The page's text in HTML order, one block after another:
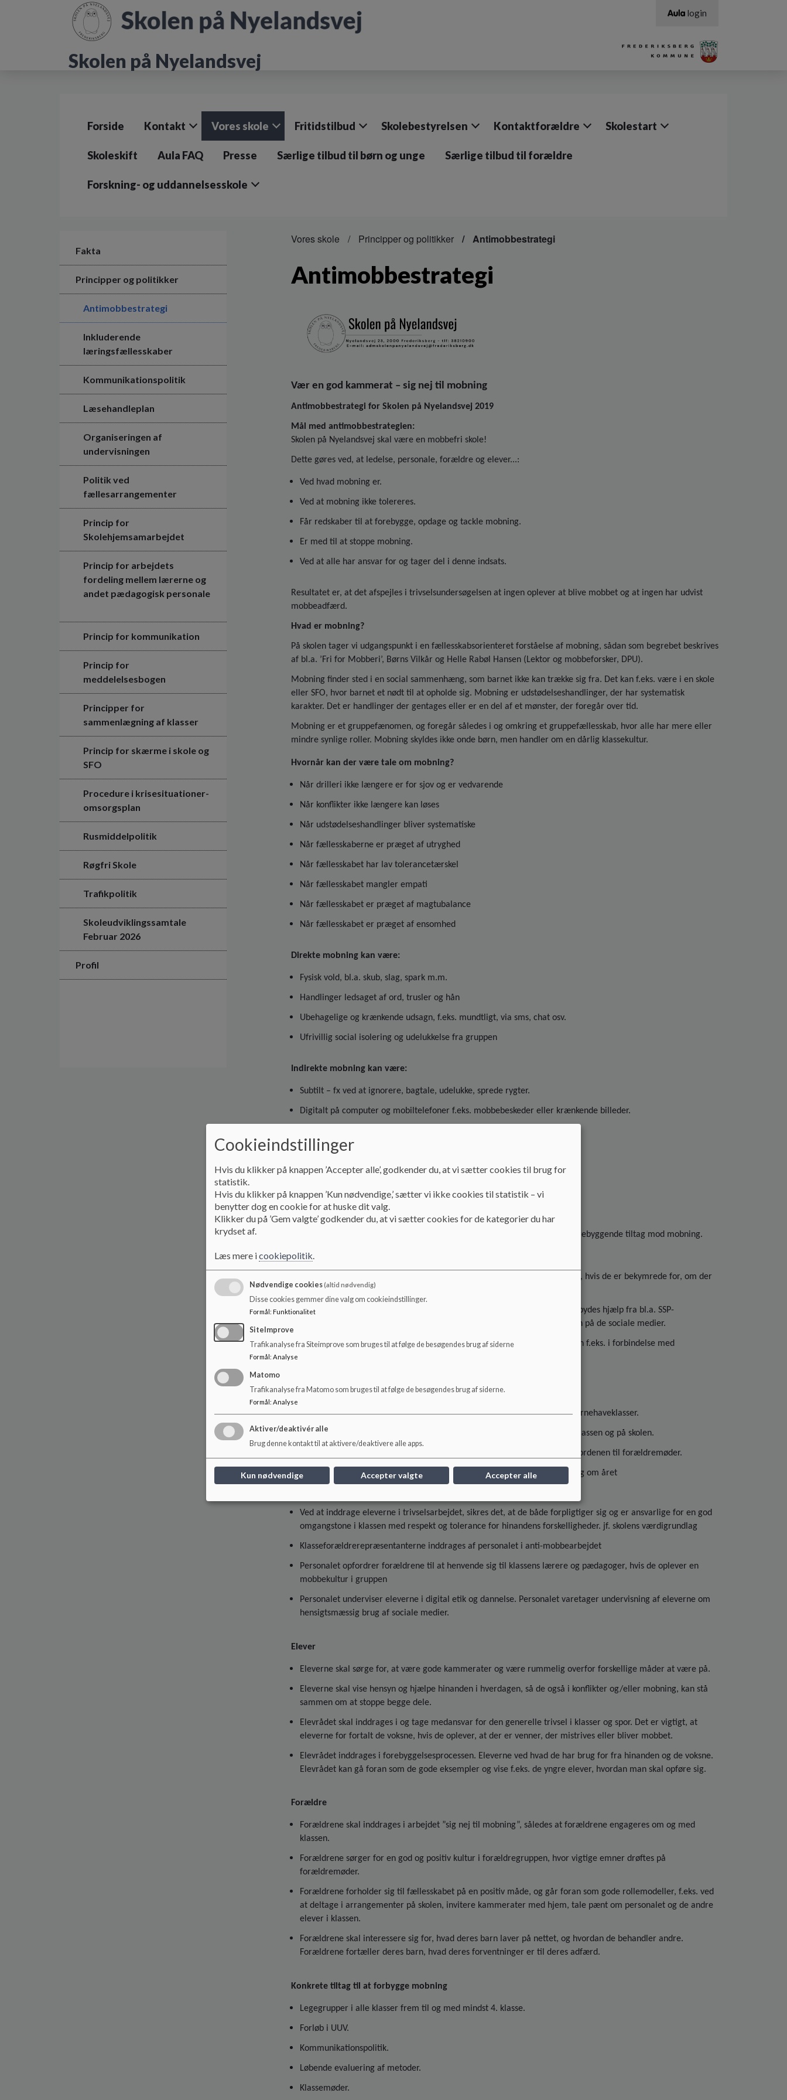
Skolen på Nyelandsvej
login
Forside Kontakt Vores skole Fritidstilbud Skolebestyrelsen Kontaktforældre Skolestart
Skoleskift Aula FAQ Presse Særlige tilbud til børn og unge Særlige tilbud til forældre
Forskning- og uddannelsesskole
Fakta
Principper og politikker
Antimobbestrategi
Inkluderende
læringsfællesskaber
Kommunikationspolitik
Læsehandleplan
Organiseringen af
undervisningen
Politik ved
fællesarrangementer
Princip for
Skolehjemsamarbejdet
Princip for arbejdets
fordeling mellem lærerne og
andet pædagogisk personale
Princip for kommunikation
Princip for
meddelelsesbogen
Principper for
sammenlægning af klasser
Princip for skærme i skole og
SFO
Procedure i krisesituationer-
omsorgsplan
Rusmiddelpolitik
Røgfri Skole
Trafikpolitik
Skoleudviklingssamtale
Februar 2026
Profil
Vores skole Principper og politikker Antimobbestrategi
Antimobbestrategi
Vær en god kammerat – sig nej til mobning
Antimobbestrategi for Skolen på Nyelandsvej 2019
Mål med antimobbestrategien:
Skolen på Nyelandsvej skal være en mobbefri skole!
Dette gøres ved, at ledelse, personale, forældre og elever...:
Ved hvad mobning er.
Ved at mobning ikke tolereres.
Får redskaber til at forebygge, opdage og tackle mobning.
Er med til at stoppe mobning.
Ved at alle har ansvar for og tager del i denne indsats.
Resultatet er, at det afspejles i trivselsundersøgelsen at ingen oplever at blive mobbet og at ingen har udvist
mobbeadfærd.
Hvad er mobning?
På skolen tager vi udgangspunkt i en fællesskabsorienteret forståelse af mobning, sådan som begrebet beskrives
af bl.a. ’Fri for Mobberi’, Børns Vilkår og Helle Rabøl Hansen (Lektor og mobbeforsker, DPU).
Mobning finder sted i en social sammenhæng, som barnet ikke kan trække sig fra. Det kan f.eks. være i en skole
eller SFO, hvor barnet et nødt til at opholde sig. Mobning er udstødelseshandlinger, der har systematisk
karakter. Det er handlinger der gentages eller er en del af et mønster, der foregår over tid.
Mobning er et gruppefænomen, og foregår således i og omkring et gruppefællesskab, hvor alle har mere eller
mindre synlige roller. Mobning skyldes ikke onde børn, men handler om en dårlig klassekultur.
Hvornår kan der være tale om mobning?
Når drilleri ikke længere er for sjov og er vedvarende
Når konflikter ikke længere kan løses
Når udstødelseshandlinger bliver systematiske
Når fællesskaberne er præget af utryghed
Når fællesskabet har lav tolerancetærskel
Når fællesskabet mangler empati
Når fællesskabet er præget af magtubalance
Når fællesskabet er præget af ensomhed
Direkte mobning kan være:
Fysisk vold, bl.a. skub, slag, spark m.m.
Handlinger ledsaget af ord, trusler og hån
Ubehagelige og krænkende udsagn, f.eks. mundtligt, via sms, chat osv.
Ufrivillig social isolering og udelukkelse fra gruppen
Indirekte mobning kan være:
Subtilt – fx ved at ignorere, bagtale, udelukke, sprede rygter.
Digitalt på computer og mobiltelefoner f.eks. mobbebeskeder eller krænkende billeder.
Brug af grimasser.
Negativt kropssprog.
Hvad gør vi for at forebygge mobning på skolen?
På Skolen på Nyelandsvej betragter vi arbejdet med trivsel som et vigtigt forebyggende tiltag mod mobning.
Ledelse
Opfordrer forældrene til at henvende sig til lærerteamet omkring klassen, hvis de er bekymrede for, om der
foregår mobning i klassen eller oplever en mobbekultur i gruppen.
Hensigtsmæssig brug af devices drøftes på fællesmøder, og personalet tilbydes hjælp fra bl.a. SSP-
konsulenten til arbejdet med og mod digital mobning og elevernes færden på de sociale medier.
Ledelsen skal sikre at antimobning tages op som emne i personalegruppen f.eks. i forbindelse med
Personale
Antimobbestrategien omtales ved første forældremøde for kommende børnehaveklasser.
Nye elever på skolen gøres opmærksomme på trivselsaftaler og regler i klassen og på skolen.
Kontaktforældre og klasseteam skal sætte ”trivsel og fællesskab” på dagsordenen til forældremøder.
Elevrådet skal tage emnet ”samvær/mobning” op på møder mindst 1 gang om året
Ved at inddrage eleverne i trivselsarbejdet, sikres det, at de både forpligtiger sig og er ansvarlige for en god
omgangstone i klassen med respekt og tolerance for hinandens forskelligheder. jf. skolens værdigrundlag
Klasseforældrerepræsentanterne inddrages af personalet i anti-mobbearbejdet
Personalet opfordrer forældrene til at henvende sig til klassens lærere og pædagoger, hvis de oplever en
mobbekultur i gruppen
Personalet underviser eleverne i digital etik og dannelse. Personalet varetager undervisning af eleverne om
hensigtsmæssig brug af sociale medier.
Elever
Eleverne skal sørge for, at være gode kammerater og være rummelig overfor forskellige måder at være på.
Eleverne skal vise hensyn og hjælpe hinanden i hverdagen, så de også i konflikter og/eller mobning, kan stå
sammen om at stoppe begge dele.
Elevrådet skal inddrages i og tage medansvar for den generelle trivsel i klasser og spor. Det er vigtigt, at
eleverne for fortalt de voksne, hvis de oplever, at der er venner, der mistrives eller bliver mobbet.
Elevrådet inddrages i forebyggelsesprocessen. Eleverne ved hvad de har brug for fra hinanden og de voksne.
Elevrådet kan gå foran som de gode eksempler og vise f.eks. de yngre elever, hvordan man skal opføre sig.
Forældre
Forældrene skal inddrages i arbejdet ”sig nej til mobning”, således at forældrene engageres om og med
klassen.
Forældrene sørger for en god og positiv kultur i forældregruppen, hvor vigtige emner drøftes på
forældremøder.
Forældrene forholder sig til fællesskabet på en positiv måde, og går foran som gode rollemodeller, f.eks. ved
at deltage i arrangementer på skolen, invitere kammerater med hjem, tale pænt om personalet og de andre
elever i klassen.
Forældrene skal interessere sig for, hvad deres barn laver på nettet, og hvordan de behandler andre.
Forældrene fortæller deres barn, hvad deres forventninger er til deres adfærd.
Konkrete tiltag til at forbygge mobning
Legegrupper i alle klasser frem til og med mindst 4. klasse.
Forløb i UUV.
Kommunikationspolitik.
Løbende evaluering af metoder.
Klassemøder.
Cookieindstillinger
Hvis du klikker på knappen ’Accepter alle’, godkender du, at vi sætter cookies til brug for
statistik.
Hvis du klikker på knappen ’Kun nødvendige,’ sætter vi ikke cookies til statistik – vi
benytter dog en cookie for at huske dit valg.
Klikker du på ’Gem valgte’ godkender du, at vi sætter cookies for de kategorier du har
krydset af.
Læs mere icookiepolitik.
Nødvendige cookies(altid nødvendig)
Disse cookies gemmer dine valg om cookieindstillinger.
Formål : Funktionalitet
SiteImprove
Trafikanalyse fra Siteimprove som bruges til at følge de besøgendes brug af siderne
Formål : Analyse
Matomo
Trafikanalyse fra Matomo som bruges til at følge de besøgendes brug af siderne.
Formål: Analyse
Aktiver/deaktivér alle
Brug denne kontakt til at aktivere/deaktivere alle apps.
Kun nødvendige Accepter valgte Accepter alle